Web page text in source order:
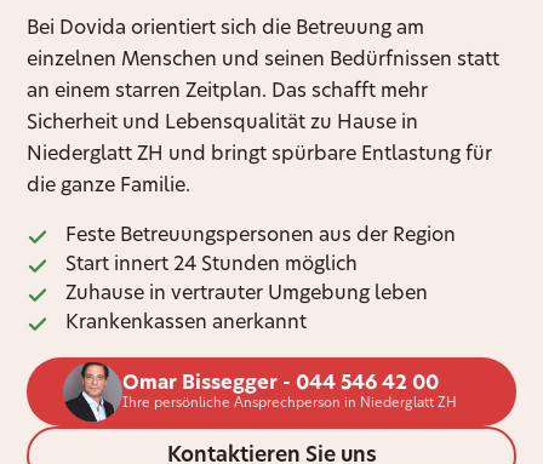
Bei Dovida orientiert sich die Betreuung am
einzelnen Menschen und seinen Bedürfnissen statt
an einem starren Zeitplan. Das schafft mehr
Sicherheit und Lebensqualität zu Hause in
Niederglatt ZH und bringt spürbare Entlastung für
die ganze Familie.
Feste Betreuungspersonen aus der Region
Start innert 24 Stunden möglich
Zuhause in vertrauter Umgebung leben
Krankenkassen anerkannt
Omar Bissegger - 044 546 42 00
Ihre persönliche Ansprechperson in Niederglatt ZH
Kontaktieren Sie uns